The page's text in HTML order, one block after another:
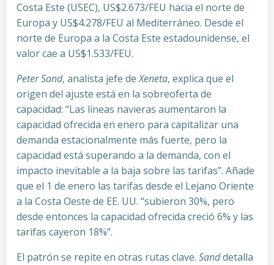
Costa Este (USEC), US$2.673/FEU hacia el norte de
Europa y US$4.278/FEU al Mediterráneo. Desde el
norte de Europa a la Costa Este estadounidense, el
valor cae a US$1.533/FEU.
Peter Sand, analista jefe deXeneta, explica que el
origen del ajuste está en la sobreoferta de
capacidad: “Las líneas navieras aumentaron la
capacidad ofrecida en enero para capitalizar una
demanda estacionalmente más fuerte, pero la
capacidad está superando a la demanda, con el
impacto inevitable a la baja sobre las tarifas”. Añade
que el 1 de enero las tarifas desde el Lejano Oriente
a la Costa Oeste de EE. UU. “subieron 30%, pero
desde entonces la capacidad ofrecida creció 6% y las
tarifas cayeron 18%”.
El patrón se repite en otras rutas clave. Sanddetalla